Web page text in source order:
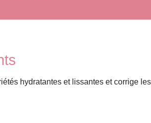
hydratantes et lissantes et corrige